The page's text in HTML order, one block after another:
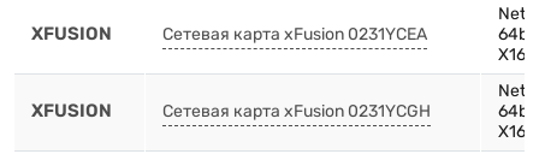
XFUSION Сетевая карта xFusion 0231YCEA
XFUSION Сетевая карта xFusion 0231YCGH